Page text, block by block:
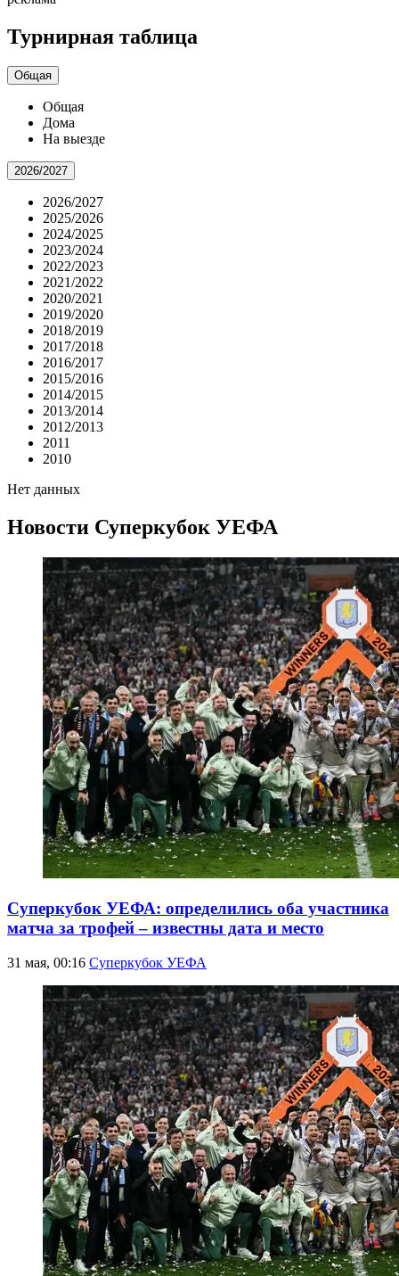
Турнирная таблица
Общая
Общая
Дома
На выезде
2026/2027
2026/2027
2025/2026
2024/2025
2023/2024
2022/2023
2021/2022
2020/2021
2019/2020
2018/2019
2017/2018
2016/2017
2015/2016
2014/2015
2013/2014
2012/2013
2011
2010
Нет данных
Новости Суперкубок УЕФА
Суперкубок УЕФА: определились оба участника
матча за трофей – известны дата и место
31 мая, 00:16 Суперкубок УЕФА